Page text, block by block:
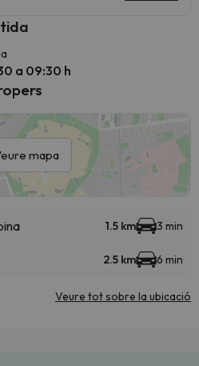
a 09:30 h
mapa
1.5 km 3 min
2.5 km 6 min
Veure tot sobre la ubicació